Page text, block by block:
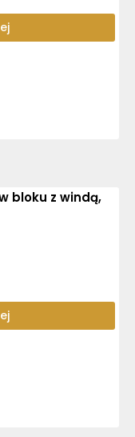
bloku z windą,